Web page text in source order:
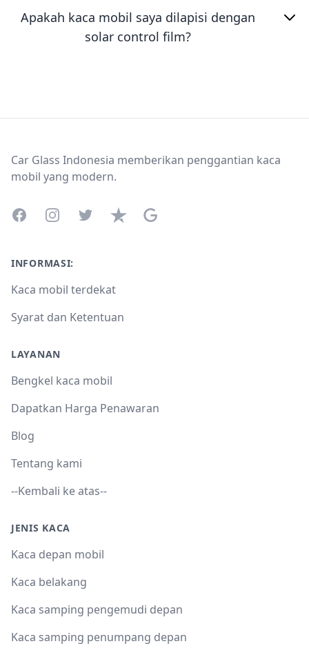
Apakah kaca mobil saya dilapisi dengan
solar control film?
Car Glass Indonesia memberikan penggantian kaca
mobil yang modern.
FacebookInstagramTwitterTrustpilotGoogle Business Profile
INFORMASI:
Kaca mobil terdekat
Syarat dan Ketentuan
LAYANAN
Bengkel kaca mobil
Dapatkan Harga Penawaran
Blog
Tentang kami
--Kembali ke atas--
JENIS KACA
Kaca depan mobil
Kaca belakang
Kaca samping pengemudi depan
Kaca samping penumpang depan